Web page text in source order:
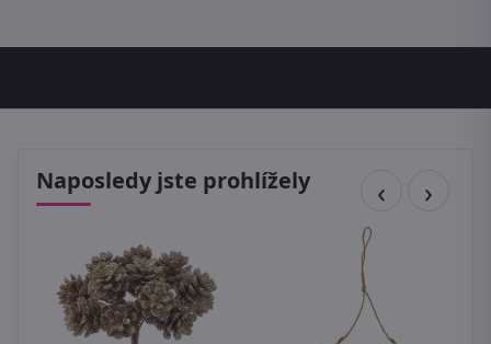
Naposledy jste prohlížely